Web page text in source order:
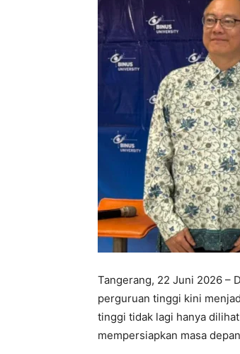
Tangerang, 22 Juni 2026 –
perguruan tinggi kini
tinggi tidak lagi hanya
mempersiapkan masa